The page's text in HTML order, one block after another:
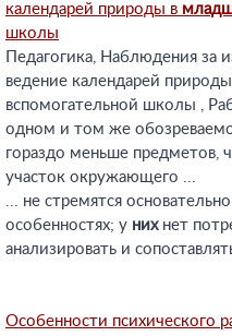
календарей природы в
школы
Педагогика, Наблюдения за
ведение календарей
вспомогательной школы ,
одном и том же
гораздо меньше предметов,
участок окружающего ...
... не стремятся
особенностях; у нихнет
анализировать и
Особенности психического